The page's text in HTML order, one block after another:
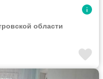
области